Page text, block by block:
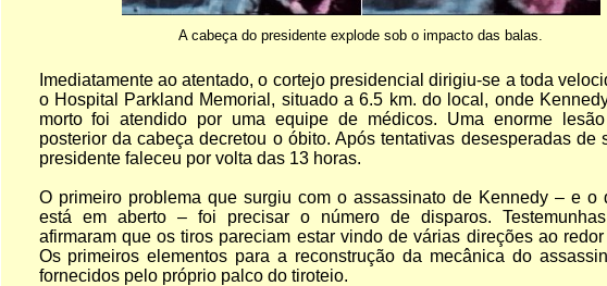
A cabeça do presidente explode sob o impacto das balas.
Imediatamente ao atentado, o cortejo presidencial dirigiu-se a toda
o Hospital Parkland Memorial, situado a 6.5 km. do local, onde
morto foi atendido por uma equipe de médicos. Uma enorme
posterior da cabeça decretou o óbito. Após tentativas desesperadas de
presidente faleceu por volta das 13 horas.
O primeiro problema que surgiu com o assassinato de Kennedy – e o
está em aberto – foi precisar o número de disparos.
afirmaram que os tiros pareciam estar vindo de várias direções ao
Os primeiros elementos para a reconstrução da mecânica do
fornecidos pelo próprio palco do tiroteio.